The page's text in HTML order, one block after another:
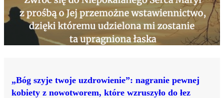
„Bóg szyje twoje uzdrowienie”: nagranie pewnej
kobiety z nowotworem, które wzruszyło do łez